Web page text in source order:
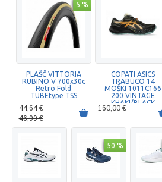
5 %
PLAŠČ VITTORIA
RUBINO V 700x30c
Retro Fold
TUBEtype TSS
44,64 €
46,99 €
COPATI ASICS
TRABUCO 14
MOŠKI 1011C166
200 VINTAGE
KHAKI/BLACK
160,00 €
50 %